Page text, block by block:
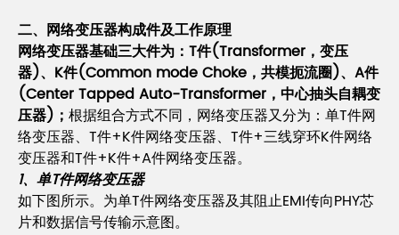
二、网络变压器构成件及工作原理
网络变压器基础三大件为：T件(Transformer，变压
器)、K件(Common mode Choke，共模扼流圈)、A件
(Center Tapped Auto-Transformer，中心抽头自耦变
压器)； 根据组合方式不同，网络变压器又分为：单T件网
络变压器、T件+K件网络变压器、T件+三线穿环K件网络
变压器和T件+K件+A件网络变压器。
1、单T件网络变压器
如下图所示。为单T件网络变压器及其阻止EMI传向PHY芯
片和数据信号传输示意图。